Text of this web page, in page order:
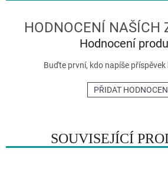
SOUVISEJÍCÍ
Hodnocení
Buďte první, kdo napíše
PŘIDAT